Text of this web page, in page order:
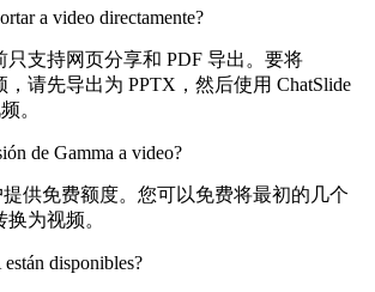
a video directamente?
只支持网页分享和 PDF 导出。要将
，请先导出为 PPTX，然后使用 ChatSlide
。
de Gamma a video?
提供免费额度。您可以免费将最初的几个
为视频。
disponibles?